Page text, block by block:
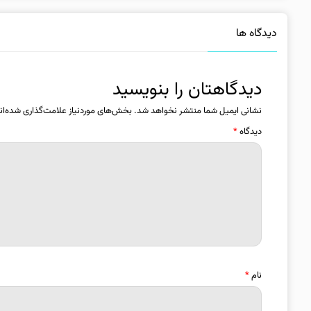
دیدگاه ها
دیدگاهتان را بنویسید
نشانی ایمیل شما منتشر نخواهد شد. بخش‌های موردنیاز علامت‌گذاری
دیدگاه*
نام*